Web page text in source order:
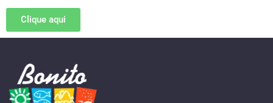
Clique aqui